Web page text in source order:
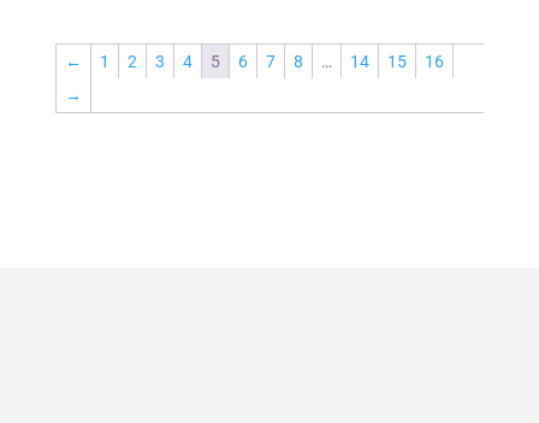
kr. 7.500,00
← 1 2 3 4 5 6 7 8 … 14 15
16
→